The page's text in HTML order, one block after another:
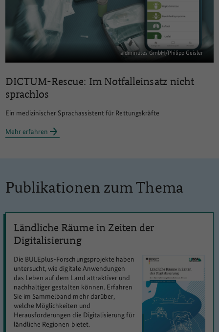
aidminutes GmbH/Philipp Geisler
DICTUM-Rescue: Im Notfalleinsatz nicht
sprachlos
Ein medizinischer Sprachassistent für Rettungskräfte
Mehr erfahren
Publikationen zum Thema
Ländliche Räume in Zeiten der
Digitalisierung
Die BULEplus-Forschungsprojekte haben
untersucht, wie digitale Anwendungen
das Leben auf dem Land attraktiver und
nachhaltiger gestalten können. Erfahren
Sie im Sammelband mehr darüber,
welche Möglichkeiten und
Herausforderungen die Digitalisierung für
ländliche Regionen bietet.